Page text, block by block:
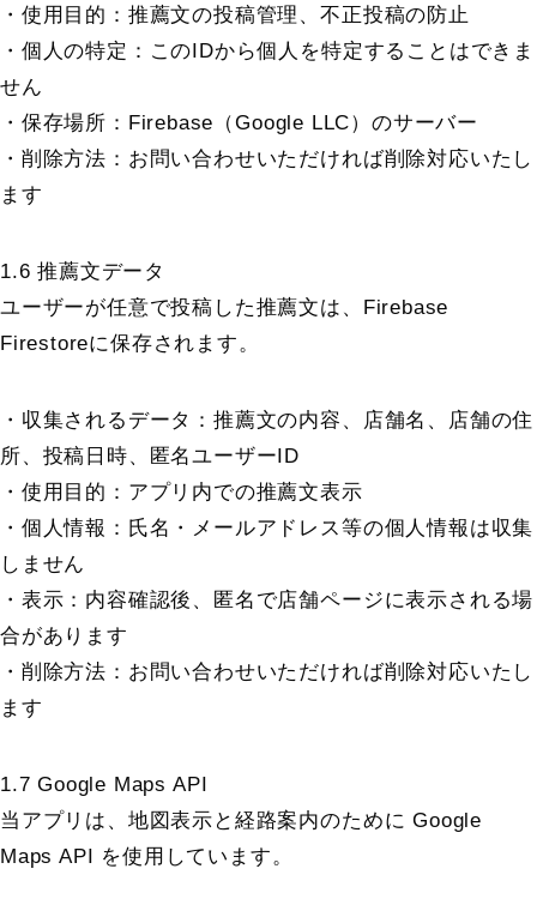
・使用目的：推薦文の投稿管理、不正投稿の防止
・個人の特定：このIDから個人を特定することはできま
せん
・保存場所：Firebase（Google LLC）のサーバー
・削除方法：お問い合わせいただければ削除対応いたし
ます
1.6 推薦文データ
ユーザーが任意で投稿した推薦文は、Firebase
Firestoreに保存されます。
・収集されるデータ：推薦文の内容、店舗名、店舗の住
所、投稿日時、匿名ユーザーID
・使用目的：アプリ内での推薦文表示
・個人情報：氏名・メールアドレス等の個人情報は収集
しません
・表示：内容確認後、匿名で店舗ページに表示される場
合があります
・削除方法：お問い合わせいただければ削除対応いたし
ます
1.7 Google Maps API
当アプリは、地図表示と経路案内のために Google
Maps API を使用しています。